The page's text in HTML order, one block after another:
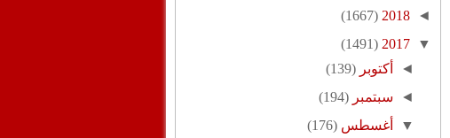
◄
2018
(1667)
▼
2017
(1491)
◄
أكتوبر(139)
◄ سبتمبر(194)
▼
أغسطس(176)